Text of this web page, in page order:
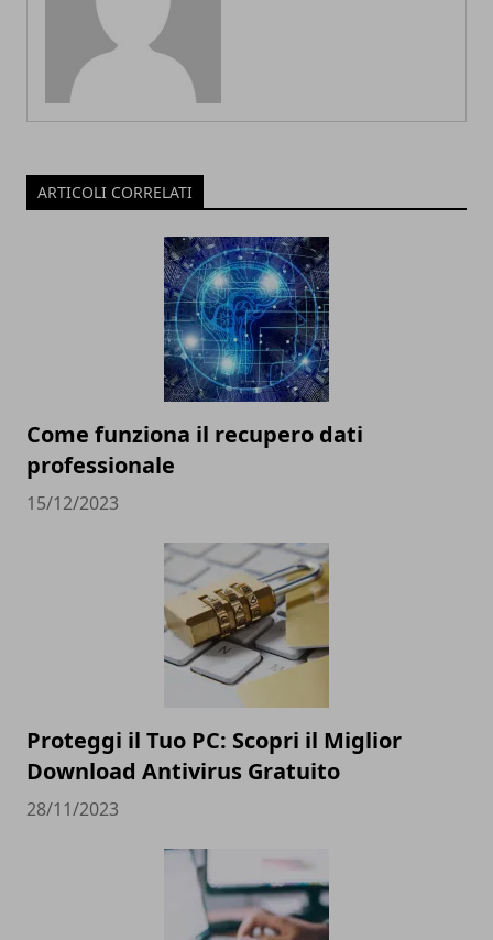
ARTICOLI CORRELATI
Come funziona il recupero dati
professionale
15/12/2023
Proteggi il Tuo PC: Scopri il Miglior
Download Antivirus Gratuito
28/11/2023